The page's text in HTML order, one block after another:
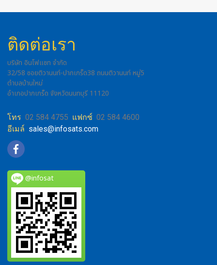
ติดต่อเรา
บริษัท อินโฟแซท จำกัด
32/58 ซอยติวานนท์-ปากเกร็ด38 ถนนติวานนท์ หมู่5
ตำบลบ้านใหม่
อำเภอปากเกร็ด จังหวัดนนทบุรี 11120
โทร 02 584 4755 แฟกซ์ 02 584 4600
อีเมล์ sales@infosats.com
@infosat